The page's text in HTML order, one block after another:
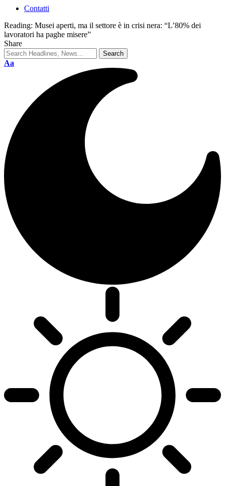
Contatti
Reading: Musei aperti, ma il settore è in crisi nera: “L’80% dei
lavoratori ha paghe misere”
Share
Aa